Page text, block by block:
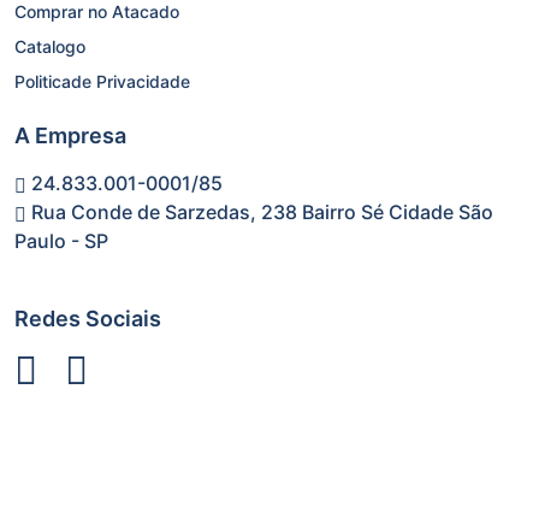
Comprar no Atacado
Catalogo
Politicade Privacidade
A Empresa
24.833.001-0001/85
Rua Conde de Sarzedas, 238 Bairro Sé Cidade São
Paulo - SP
Redes Sociais